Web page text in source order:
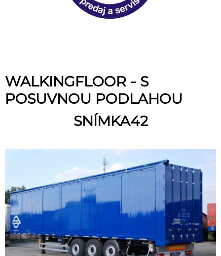
WALKINGFLOOR - S
POSUVNOU PODLAHOU
SNÍMKA42